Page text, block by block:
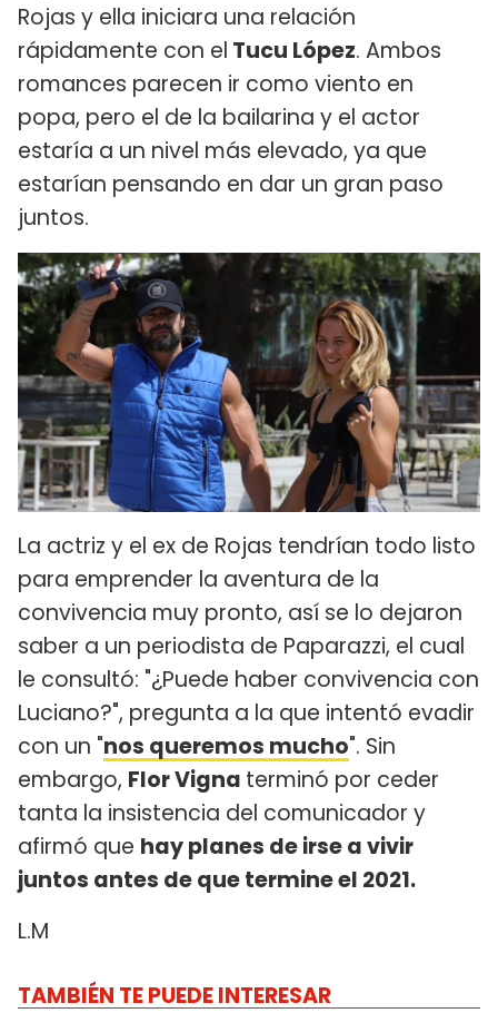
Rojas y ella iniciara una relación
rápidamente con el Tucu López. Ambos
romances parecen ir como viento en
popa, pero el de la bailarina y el actor
estaría a un nivel más elevado, ya que
estarían pensando en dar un gran paso
juntos.
La actriz y el ex de Rojas tendrían todo listo
para emprender la aventura de la
convivencia muy pronto, así se lo dejaron
saber a un periodista de Paparazzi, el cual
le consultó: "¿Puede haber convivencia con
Luciano?", pregunta a la que intentó evadir
con un "nos queremos mucho". Sin
embargo, Flor Vigna terminó por ceder
tanta la insistencia del comunicador y
afirmó que hay planes de irse a vivir
juntos antes de que termine el 2021.
L.M
TAMBIÉN TE PUEDE INTERESAR